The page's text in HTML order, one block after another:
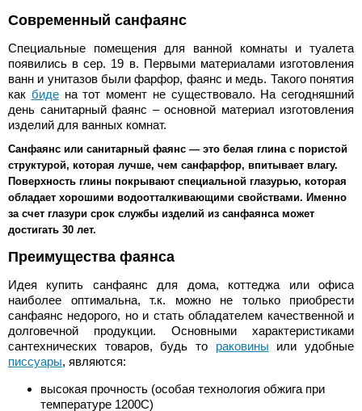
Современный санфаянс
Специальные помещения для ванной комнаты и туалета
появились в сер. 19 в. Первыми материалами изготовления
ванн и унитазов были фарфор, фаянс и медь. Такого понятия
как бидена тот момент не существовало. На сегодняшний
день санитарный фаянс – основной материал изготовления
изделий для ванных комнат.
Санфаянс или санитарный фаянс — это белая глина с пористой
структурой, которая лучше, чем санфарфор, впитывает влагу.
Поверхность глины покрывают специальной глазурью, которая
обладает хорошими водоотталкивающими свойствами. Именно
за счет глазури срок службы изделий из санфаянса может
достигать 30 лет.
Преимущества фаянса
Идея купить санфаянс для дома, коттеджа или офиса
наиболее оптимальна, т.к. можно не только приобрести
санфаянс недорого, но и стать обладателем качественной и
долговечной продукции. Основными характеристиками
сантехнических товаров, будь то раковины или удобные
писсуары, являются:
высокая прочность (особая технология обжига при
температуре 1200С)